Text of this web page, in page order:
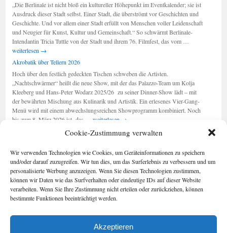
Cookie-Zustimmung verwalten
Wir verwenden Technologien wie Cookies, um Geräteinformationen zu speichern
und/oder darauf zuzugreifen. Wir tun dies, um das Surferlebnis zu verbessern und um
personalisierte Werbung anzuzeigen. Wenn Sie diesen Technologien zustimmen,
können wir Daten wie das Surfverhalten oder eindeutige IDs auf dieser Website
verarbeiten. Wenn Sie Ihre Zustimmung nicht erteilen oder zurückziehen, können
bestimmte Funktionen beeinträchtigt werden.
Akzeptieren
sind
am
Leben“
„Die Berlinale ist nicht bloß ein kultureller Höhepunkt im Eventkalender; sie ist
Ausdruck dieser Stadt selbst. Einer Stadt, die überströmt vor Geschichten und
Geschichte. Und vor allem einer Stadt erfüllt von Menschen voller Leidenschaft
und Neugier für Kunst, Kultur und Gemeinschaft.“ So schwärmt Berlinale-
Intendantin Tricia Tuttle von der Stadt und ihrem 76. Filmfest, das vom …
weiterlesen →
Akrobatik über Tellern 2026
Hoch über den festlich gedeckten Tischen schweben die Artisten.
„Nachtschwärmer“ heißt die neue Show, mit der das Palazzo-Team um Kolja
Kleeberg und Hans-Peter Wodarz 2025/26 zu seiner Dinner-Show lädt – mit
der bewährten Mischung aus Kulinarik und Artistik. Ein erlesenes Vier-Gang-
Menü wird mit einem abwechslungsreichen Showprogramm kombiniert. Noch
bis zum 8. März 2026 ist das … Akrobatik
Tellern
weiterlesen →
Seiten
Berlin im Buch
Cookie-
Richtlinie (EU)
Foto-Blog
Impressum/Date
Kontakt
Kategorien
Kategorien